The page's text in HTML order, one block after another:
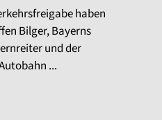
haben
Bilger, Bayerns
und der
...